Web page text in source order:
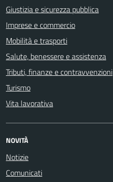
Giustizia e sicurezza pubblica
Imprese e commercio
Mobilità e trasporti
Salute, benessere e assistenza
Tributi, finanze e contravvenzioni
Turismo
Vita lavorativa
NOVITÀ
Notizie
Comunicati